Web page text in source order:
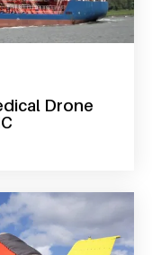
Drone
testen medical drone